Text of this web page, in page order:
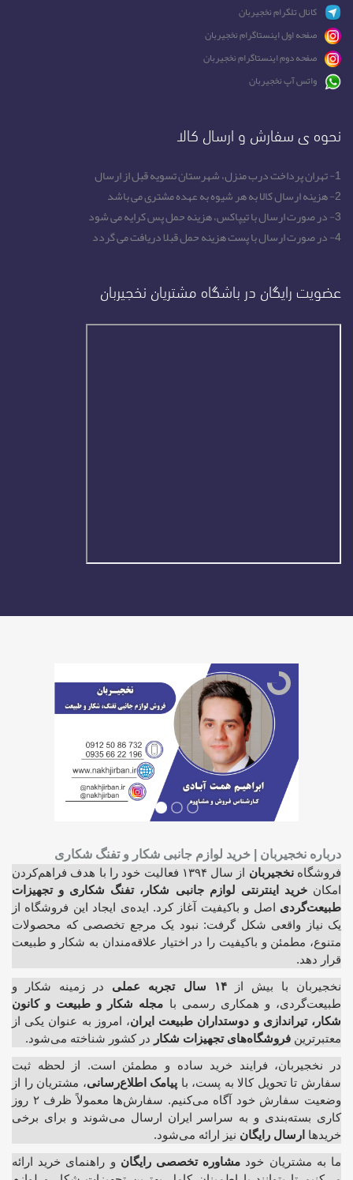
کانال تلگرام نخجیربان
صفحه اول اینستاگرام نخجیربان
صفحه دوم اینستاگرام نخجیربان
واتس آپ نخجیربان
نحوه ی سفارش و ارسال کالا
1- تهران پرداخت درب منزل، شهرستان تسویه قبل از ارسال
2- هزینه ارسال کالا به هر شیوه به عهده مشتری می باشد
3- در صورت ارسال با تیپاکس، هزینه حمل پس کرایه می شود
4- در صورت ارسال با پست هزینه حمل قبلا دریافت می گردد
عضویت رایگان در باشگاه مشتریان نخجیربان
درباره نخجیربان | خرید لوازم جانبی شکار و تفنگ شکاری
فروشگاه نخجیربان
از سال ۱۳۹۴ فعالیت خود را با هدف فراهم‌کردن
امکان خرید اینترنتی لوازم جانبی شکار، تفنگ شکاری و تجهیزات
طبیعت‌گردی اصل و باکیفیت آغاز کرد. ایده‌ی ایجاد این فروشگاه از
یک نیاز واقعی شکل گرفت: نبود یک مرجع تخصصی که محصولات
متنوع، مطمئن و باکیفیت را در اختیار علاقه‌مندان به شکار و طبیعت
قرار دهد.
نخجیربان با بیش از
۱۴ سال تجربه عملی
در زمینه شکار و
طبیعت‌گردی، و همکاری رسمی با مجله شکار و طبیعت و کانون
شکار، تیراندازی و دوستداران طبیعت ایران، امروز به عنوان یکی از
معتبرترین فروشگاه‌های تجهیزات شکار در کشور شناخته می‌شود.
در نخجیربان، فرایند خرید ساده و مطمئن است. از لحظه ثبت
سفارش تا تحویل کالا به پست، با پیامک اطلاع‌رسانی، مشتریان را از
وضعیت سفارش خود آگاه می‌کنیم. سفارش‌ها معمولاً ظرف ۲ روز
کاری بسته‌بندی و به سراسر ایران ارسال می‌شوند و برای برخی
خریدها ارسال رایگان نیز ارائه می‌شود.
ما به مشتریان خود مشاوره تخصصی رایگان و راهنمای خرید ارائه